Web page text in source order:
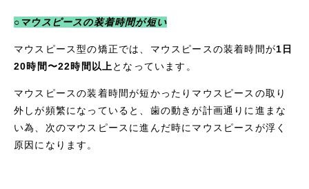
○マウスピースの装着時間が短い
マウスピース型の矯正では、マウスピースの装着時間が1日
20時間〜22時間以上 となっています。
マウスピースの装着時間が短かったりマウスピースの取り
外しが頻繁になっていると、歯の動きが計画通りに進まな
い為、次のマウスピースに進んだ時にマウスピースが浮く
原因になります。